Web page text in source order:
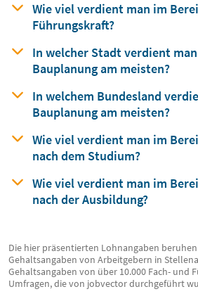
Wie viel verdient man im
Führungskraft?
In welcher Stadt verdient man
Bauplanung am meisten?
In welchem Bundesland
Bauplanung am meisten?
Wie viel verdient man im
nach dem Studium?
Wie viel verdient man im
nach der Ausbildung?
Die hier präsentierten Lohnangaben
Gehaltsangaben von Arbeitgebern in
Gehaltsangaben von über 10.000 Fach- und
Umfragen, die von jobvector durchgeführt